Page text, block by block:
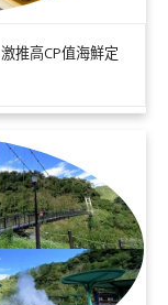
推高CP值海鮮定